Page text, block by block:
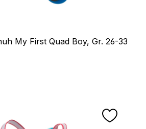
My First Quad Boy, Gr. 26-33